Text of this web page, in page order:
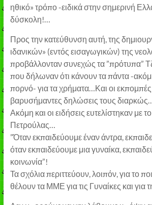
ηθικό» τρόπο -ειδικά στην σημερινή
δύσκολη!…
Προς την κατεύθυνση αυτή, της
ιδανικών» (εντός εισαγωγικών) της
προβάλλονταν συνεχώς τα ”πρότυπα”
που δήλωναν ότι κάνουν τα πάντα -ακόμη
πορνό- για τα χρήματα…Και οι εκπομπές
βαρυσήμαντες δηλώσεις τους
Ακόμη και οι ειδήσεις ευτελίστηκαν με
Πετρούλας…
”Όταν εκπαιδεύουμε έναν άντρα,
όταν εκπαιδεύουμε μια γυναίκα,
κοινωνία”!
Τα σχόλια περιττεύουν, λοιπόν, για το
θέλουν τα ΜΜΕ για τις Γυναίκες και για